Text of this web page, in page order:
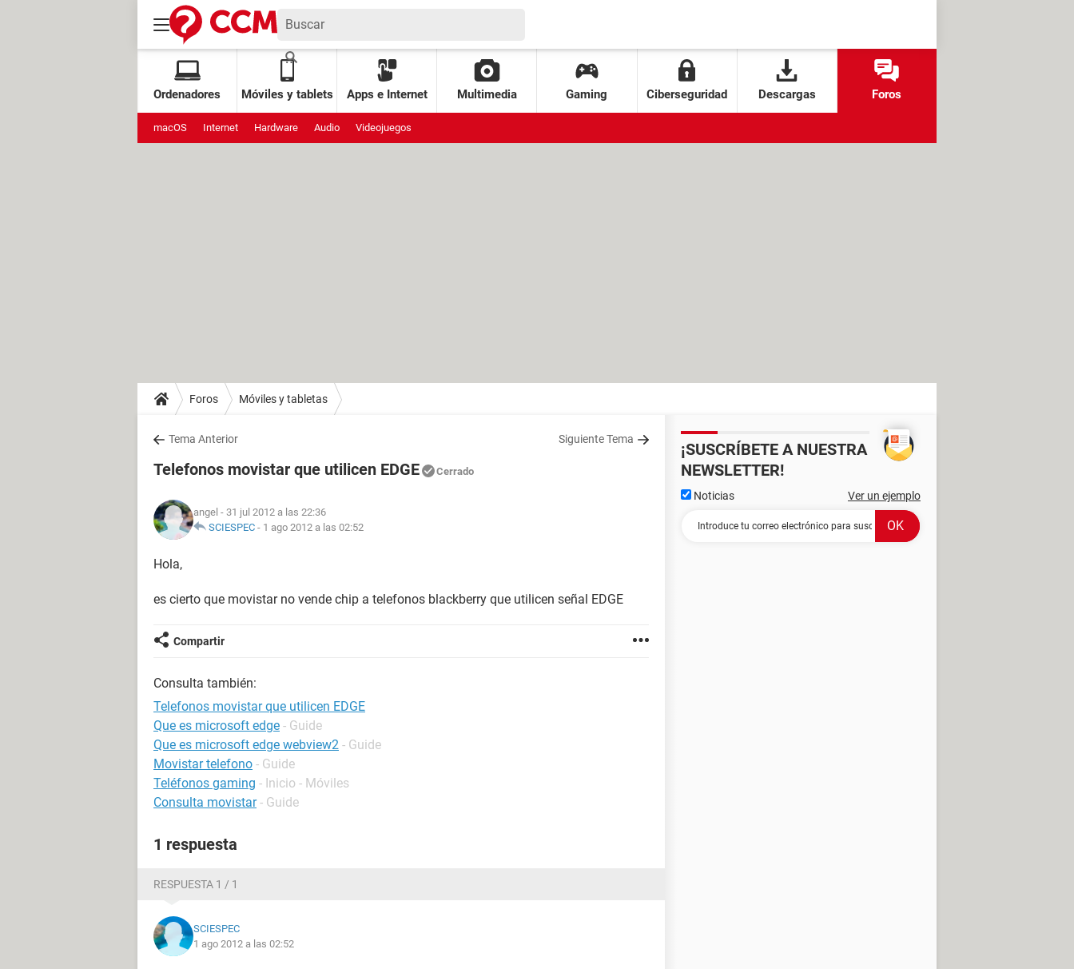
Ordenadores Móviles y tablets Apps e Internet Multimedia Gaming Ciberseguridad Descargas Foros
macOS Internet Hardware Audio Videojuegos
Foros Móviles y tabletas
Tema Anterior Siguiente Tema
Telefonos movistar que utilicen EDGE Cerrado
angel - 31 jul 2012 a las 22:36
SCIESPEC - 1 ago 2012 a las 02:52
Hola,
es cierto que movistar no vende chip a telefonos blackberry que utilicen señal EDGE
Compartir
Consulta también:
Telefonos movistar que utilicen EDGE
Que es microsoft edge - Guide
Que es microsoft edge webview2 - Guide
Movistar telefono - Guide
Teléfonos gaming - Inicio - Móviles
Consulta movistar - Guide
1 respuesta
RESPUESTA 1 / 1
SCIESPEC
1 ago 2012 a las 02:52
¡SUSCRÍBETE A NUESTRA
NEWSLETTER!
Noticias Ver un ejemplo